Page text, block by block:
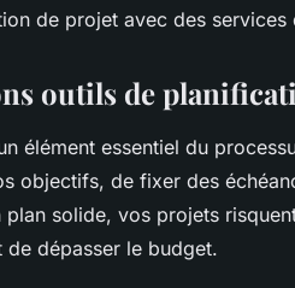
de projet avec des
outils de
élément essentiel du
objectifs, de fixer des
plan solide, vos projets
dépasser le budget.